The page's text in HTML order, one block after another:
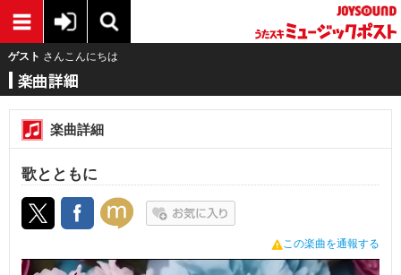
ゲスト さんこんにちは
楽曲詳細
歌とともに
この楽曲を通報する